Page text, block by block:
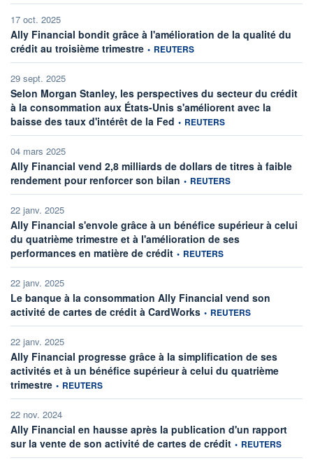
17 oct. 2025
Ally Financial bondit grâce à l'amélioration de la qualité du
crédit au troisième trimestre information fournie par
• REUTERS
29 sept. 2025
Selon Morgan Stanley, les perspectives du secteur du crédit
à la consommation aux États-Unis s'améliorent avec la
baisse des taux d'intérêt de la Fed information fournie par
• REUTERS
04 mars 2025
Ally Financial vend 2,8 milliards de dollars de titres à faible
rendement pour renforcer son bilan information fournie par
• REUTERS
22 janv. 2025
Ally Financial s'envole grâce à un bénéfice supérieur à celui
du quatrième trimestre et à l'amélioration de ses
performances en matière de créditinformation fournie par
• REUTERS
22 janv. 2025
Le banque à la consommation Ally Financial vend son
activité de cartes de crédit à CardWorks information fournie par
• REUTERS
22 janv. 2025
Ally Financial progresse grâce à la simplification de ses
activités et à un bénéfice supérieur à celui du quatrième
trimestre information fournie par
• REUTERS
22 nov. 2024
Ally Financial en hausse après la publication d'un rapport
sur la vente de son activité de cartes de créditinformation fournie
• REUTERS